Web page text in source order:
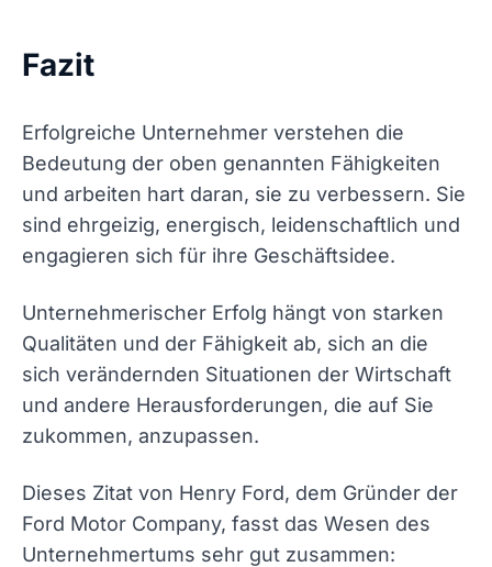
Fazit
Erfolgreiche Unternehmer verstehen die
Bedeutung der oben genannten Fähigkeiten
und arbeiten hart daran, sie zu verbessern. Sie
sind ehrgeizig, energisch, leidenschaftlich und
engagieren sich für ihre Geschäftsidee.
Unternehmerischer Erfolg hängt von starken
Qualitäten und der Fähigkeit ab, sich an die
sich verändernden Situationen der Wirtschaft
und andere Herausforderungen, die auf Sie
zukommen, anzupassen.
Dieses Zitat von Henry Ford, dem Gründer der
Ford Motor Company, fasst das Wesen des
Unternehmertums sehr gut zusammen: